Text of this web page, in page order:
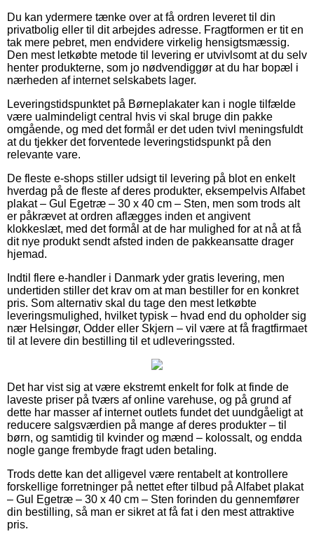
Du kan ydermere tænke over at få ordren leveret til din
privatbolig eller til dit arbejdes adresse. Fragtformen er tit en
tak mere pebret, men endvidere virkelig hensigtsmæssig.
Den mest letkøbte metode til levering er utvivlsomt at du selv
henter produkterne, som jo nødvendiggør at du har bopæl i
nærheden af internet selskabets lager.
Leveringstidspunktet på Børneplakater kan i nogle tilfælde
være ualmindeligt central hvis vi skal bruge din pakke
omgående, og med det formål er det uden tvivl meningsfuldt
at du tjekker det forventede leveringstidspunkt på den
relevante vare.
De fleste e-shops stiller udsigt til levering på blot en enkelt
hverdag på de fleste af deres produkter, eksempelvis Alfabet
plakat – Gul Egetræ – 30 x 40 cm – Sten, men som trods alt
er påkrævet at ordren aflægges inden et angivent
klokkeslæt, med det formål at de har mulighed for at nå at få
dit nye produkt sendt afsted inden de pakkeansatte drager
hjemad.
Indtil flere e-handler i Danmark yder gratis levering, men
undertiden stiller det krav om at man bestiller for en konkret
pris. Som alternativ skal du tage den mest letkøbte
leveringsmulighed, hvilket typisk – hvad end du opholder sig
nær Helsingør, Odder eller Skjern – vil være at få fragtfirmaet
til at levere din bestilling til et udleveringssted.
Det har vist sig at være ekstremt enkelt for folk at finde de
laveste priser på tværs af online varehuse, og på grund af
dette har masser af internet outlets fundet det uundgåeligt at
reducere salgsværdien på mange af deres produkter – til
børn, og samtidig til kvinder og mænd – kolossalt, og endda
nogle gange frembyde fragt uden betaling.
Trods dette kan det alligevel være rentabelt at kontrollere
forskellige forretninger på nettet efter tilbud på Alfabet plakat
– Gul Egetræ – 30 x 40 cm – Sten forinden du gennemfører
din bestilling, så man er sikret at få fat i den mest attraktive
pris.